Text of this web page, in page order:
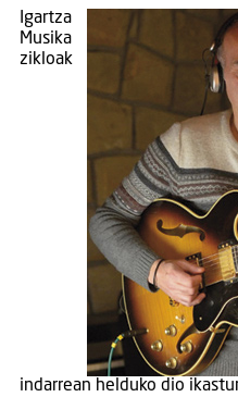
Igartza
Musika
zikloak
indarrean helduko dio